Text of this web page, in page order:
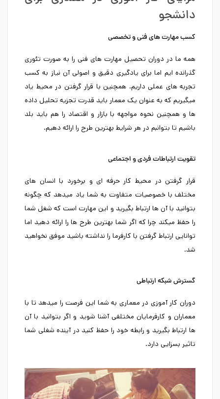
دانشجو
کسب مهارت های فنی و تخصصی
همه ما در دوران تحصیل مهارت های فنی را به صورت تئوری
گذرانده ایم اما برای یادگیری دقیق و اصولی آن نیاز به کسب
تجربه های عملی داریم. همچنین با قرار گرفتن در محیط یاد
میگیریم که به عنوان یک معمار باید قدرت تجزیه تحلیل داده
ها و همچنین نحوه مواجهه با بازار و اقتصاد را هم باید بلد
باشیم تا بتوانبم در هر شرایط بهترین طرح را ارائه دهیم.
تقویت ارتباطات فردی و اجتماعی
قرار گرفتن در محیط کار حرفه ای و برخورد با انسان های
مختلف با خصوصیات متفاوت به شما یاد میدهد که چگونه
بتوانید با آن ها ارتباط بگیرید و این مهارت است که شغل شما
را حفظ میکند چرا که اگر شما بهترین طرح ها را ارائه دهید اما
توانایی ارتباط گرفتن با کارفرما را نداشته باشید موفق نخواهید
شد.
گسترش شبکه ارتباطی
دوران کار آموزی در معماری به شما این فرصت را میدهد تا با
معماران و کارفرمایان مختلفی آشنا شوید و اگر بتوانید با آن
ها ارتباط بگیرید و رابطه خود را حفظ کنید در آینده شغلی شما
تاثیر بسزایی دارد.